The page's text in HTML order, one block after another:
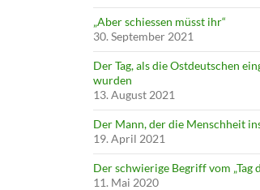
„Aber schiessen müsst ihr“
30. September 2021
Der Tag, als die Ostdeutschen
wurden
13. August 2021
Der Mann, der die Menschheit
19. April 2021
Der schwierige Begriff vom „Tag
11. Mai 2020